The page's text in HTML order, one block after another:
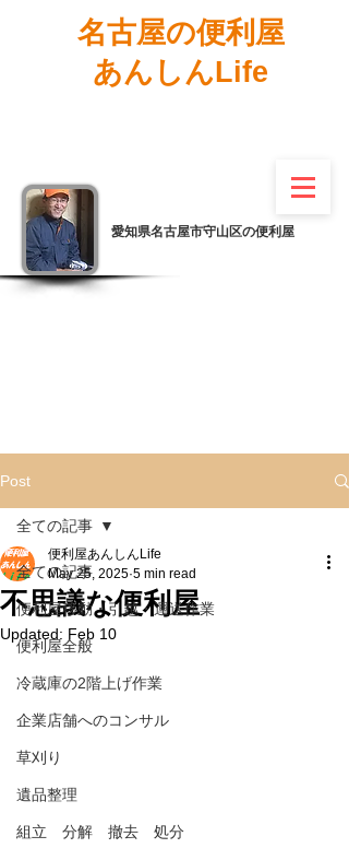
名古屋の便利屋
あんしんLife
愛知県名古屋市守山区の便利屋
Post
全ての記事
便利屋移動・引越・運送作業
便利屋全般
冷蔵庫の2階上げ作業
企業店舗へのコンサル
草刈り
遺品整理
組立 分解 撤去 処分
全ての記事
不思議な便利屋
便利屋あんしんLife
May 25, 2025 5 min read
Updated: Feb 10